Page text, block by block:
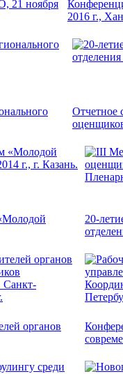
21 ноября
2016 г.,
Отчетное
20-
органов